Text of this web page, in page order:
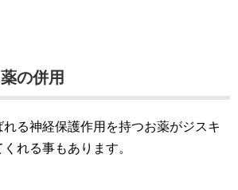
の併用
る神経保護作用を持つお薬がジスキ
れる事もあります。